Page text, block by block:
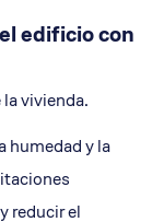
edificio con
vivienda.
humedad y la
reducir el